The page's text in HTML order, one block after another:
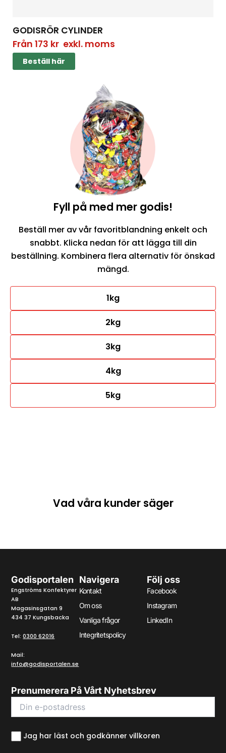
GODISRÖR CYLINDER
Från 173 krexkl. moms
Beställ här
Fyll på med mer godis!
Beställ mer av vår favoritblandning enkelt och
snabbt. Klicka nedan för att lägga till din
beställning. Kombinera flera alternativ för önskad
mängd.
1kg
2kg
3kg
4kg
5kg
Vad våra kunder säger
Godisportalen
Engströms Konfektyrer
AB
Magasinsgatan 9
434 37 Kungsbacka
Tel:0300 62016
Mail:
info@godisportalen.se
Navigera
Kontakt
Om oss
Vanliga frågor
Integritetspolicy
Följ oss
Facebook
Instagram
LinkedIn
Prenumerera På Vårt Nyhetsbrev
Jag har läst och godkänner villkoren